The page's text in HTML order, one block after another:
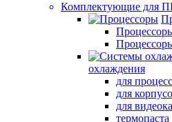
Комплектующие для
охлаждения
для
для
для
термопаста